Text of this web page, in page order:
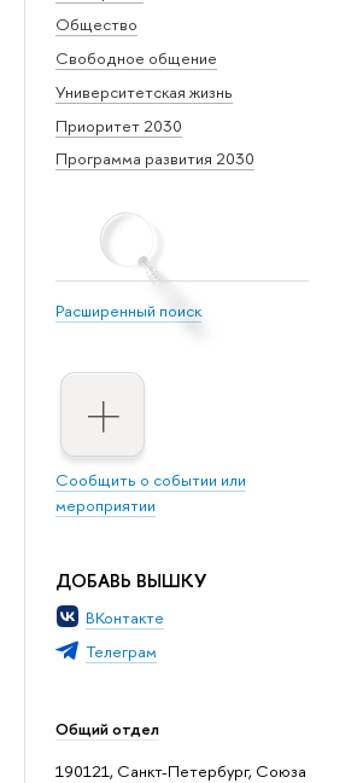
Общество
Свободное общение
Университетская жизнь
Приоритет 2030
Программа развития 2030
Расширенный поиск
Сообщить о событии или
мероприятии
ДОБАВЬ ВЫШКУ
ВКонтакте
Телеграм
Общий отдел
190121, Санкт-Петербург, Союза